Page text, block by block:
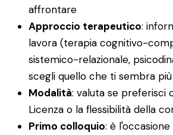
affrontare
Approccio terapeutico:
lavora (terapia cognitivo-
sistemico-relazionale,
scegli quello che ti sembra
Modalità: valuta se preferisci
Licenza o la flessibilità della
Primo colloquio: è